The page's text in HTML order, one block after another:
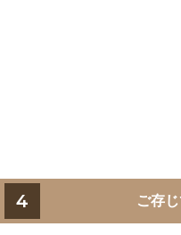
4 ご存